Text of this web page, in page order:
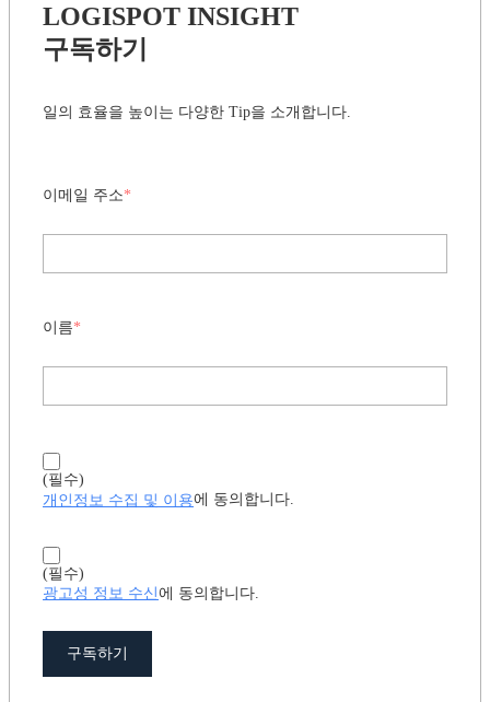
LOGISPOT INSIGHT
구독하기
일의 효율을 높이는 다양한 Tip을 소개합니다.
이메일 주소*
이름*
(필수)
개인정보 수집 및 이용에 동의합니다.
(필수)
광고성 정보 수신에 동의합니다.
구독하기